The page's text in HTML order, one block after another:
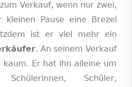
Verkauf, wenn nur zwei,
Pause eine Brezel
ist er viel mehr ein
. An seinem Verkauf
Er hat ihn alleine um
Schüler,